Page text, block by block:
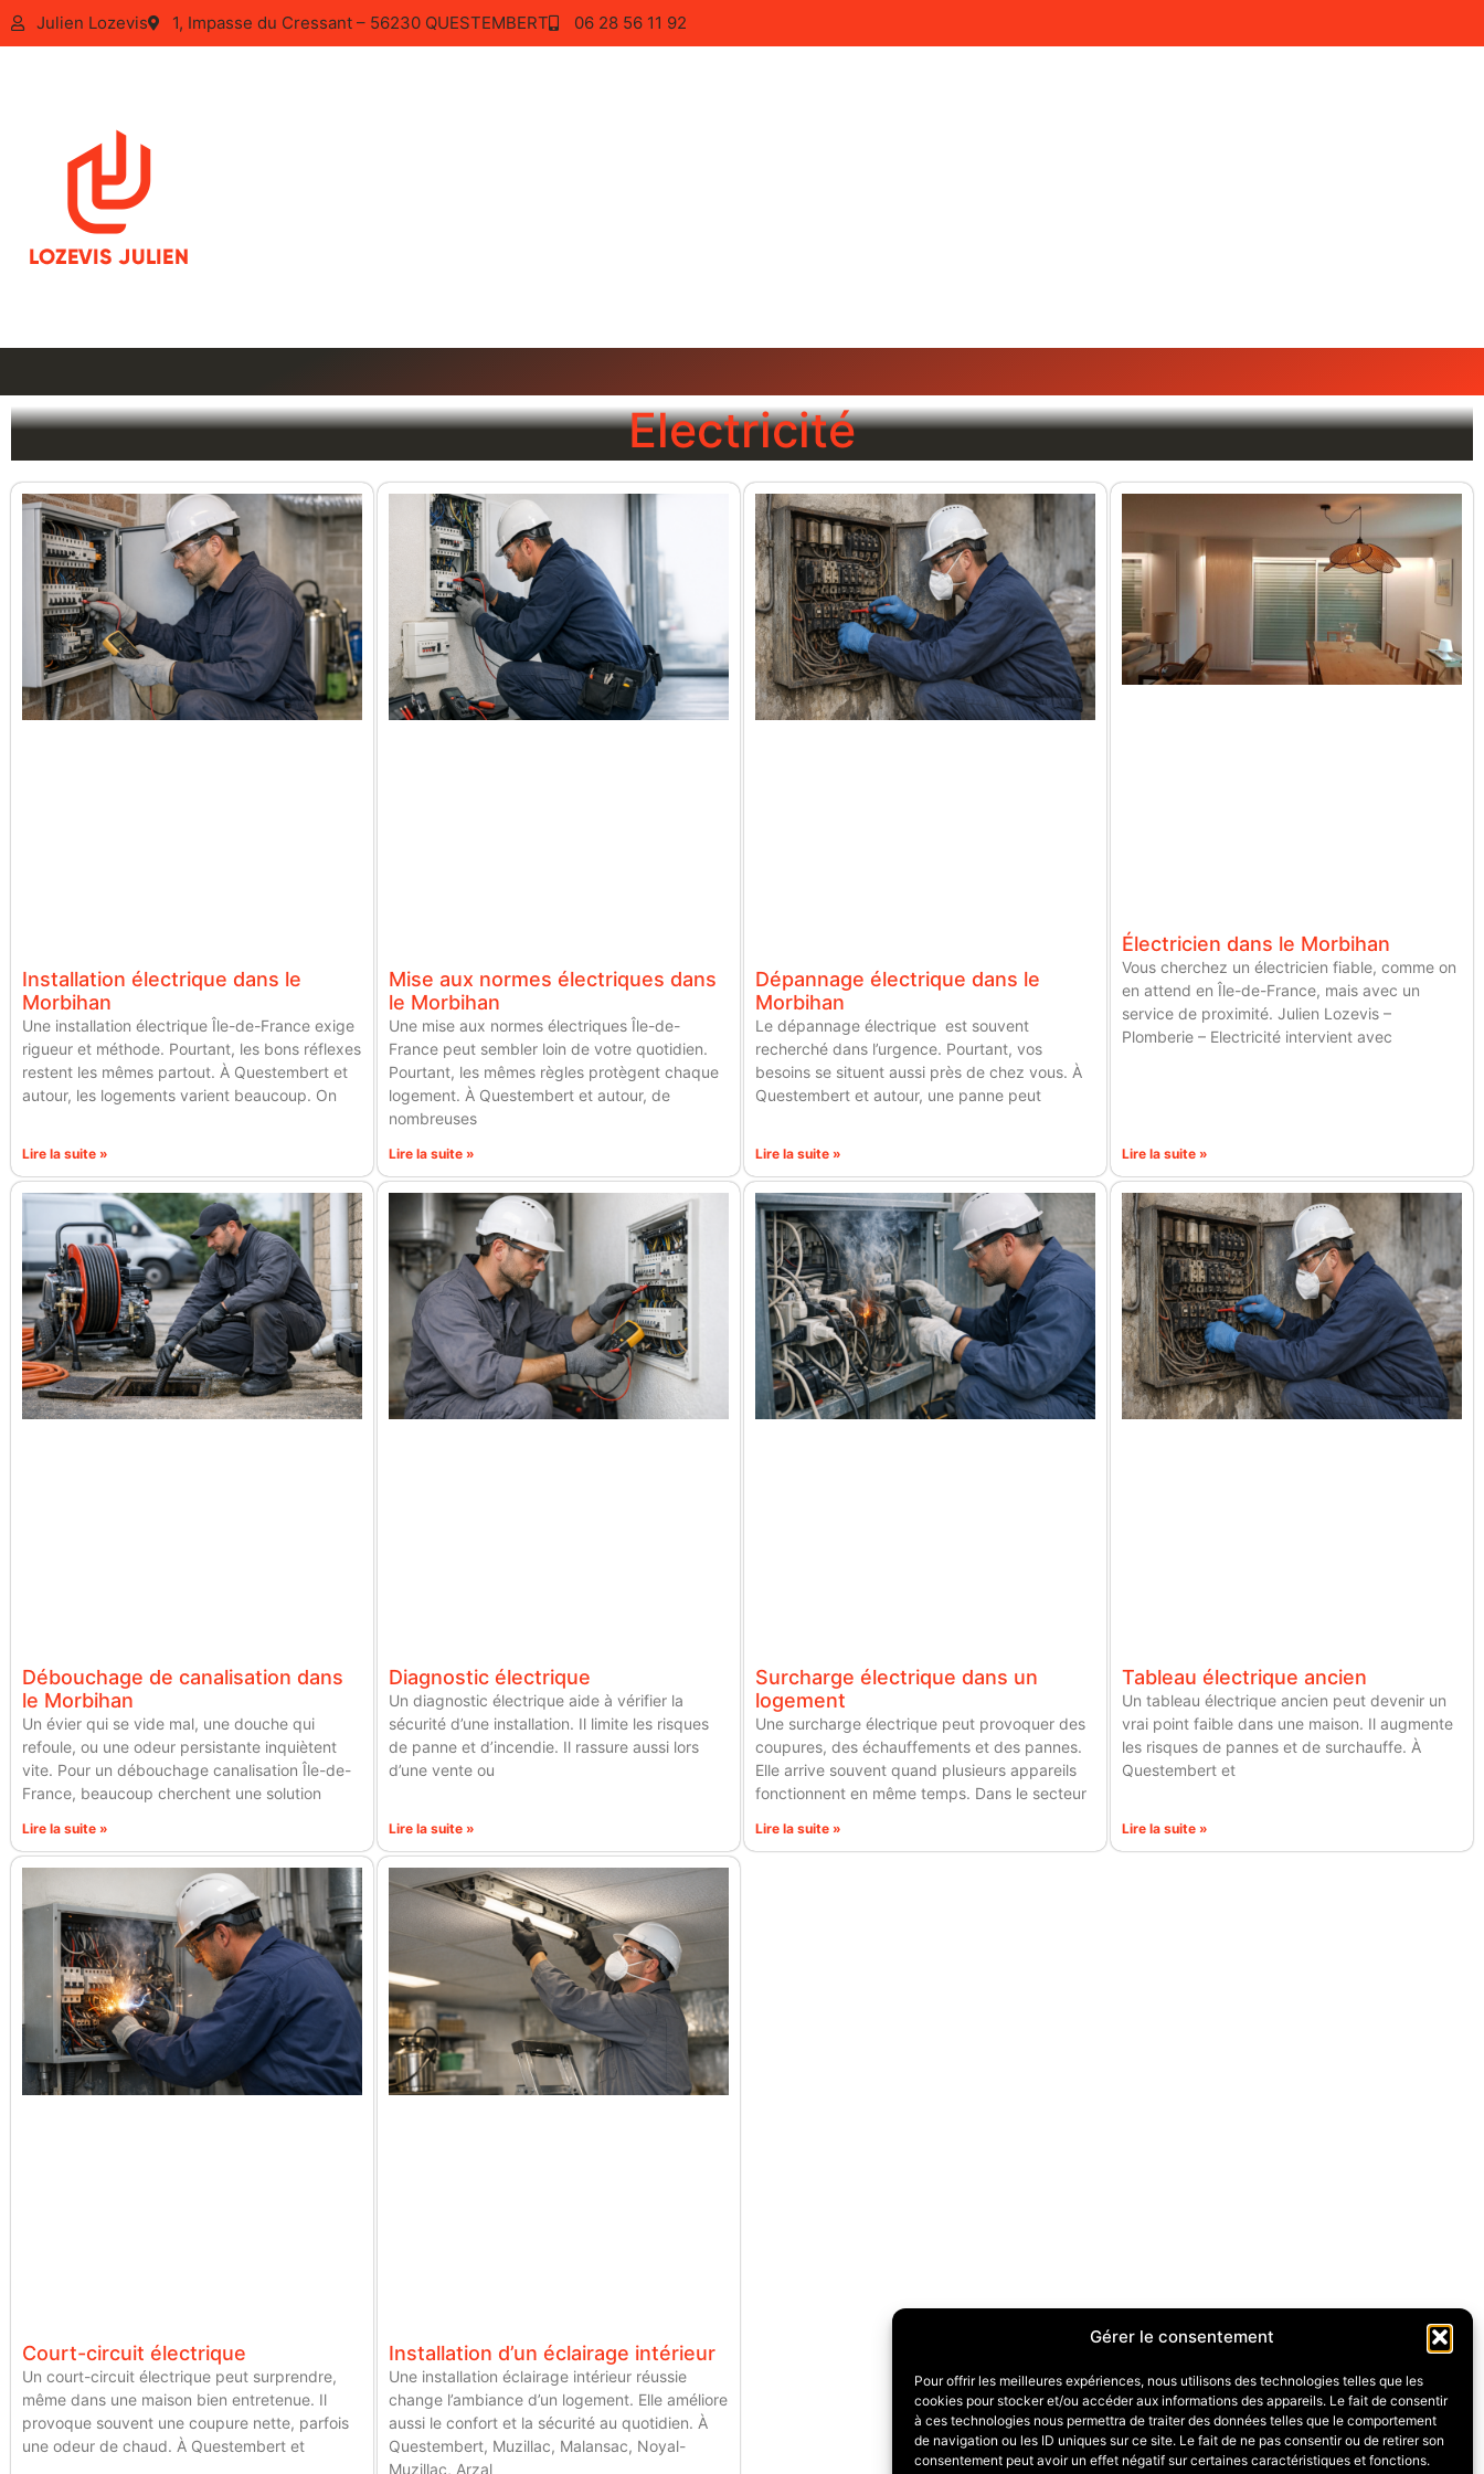
Gérer le consentement
Pour offrir les meilleures expériences, nous utilisons des technologies telles que les
cookies pour stocker et/ou accéder aux informations des appareils. Le fait de consentir
à ces technologies nous permettra de traiter des données telles que le comportement
de navigation ou les ID uniques sur ce site. Le fait de ne pas consentir ou de retirer son
consentement peut avoir un effet négatif sur certaines caractéristiques et fonctions.
Julien Lozevis 1, Impasse du Cressant – 56230 QUESTEMBERT 06 28 56 11 92
Electricité
Installation électrique dans le
Morbihan
Une installation électrique Île-de-France exige
rigueur et méthode. Pourtant, les bons réflexes
restent les mêmes partout. À Questembert et
autour, les logements varient beaucoup. On
Lire la suite »
Mise aux normes électriques dans
le Morbihan
Une mise aux normes électriques Île-de-
France peut sembler loin de votre quotidien.
Pourtant, les mêmes règles protègent chaque
logement. À Questembert et autour, de
nombreuses
Lire la suite »
Dépannage électrique dans le
Morbihan
Le dépannage électrique est souvent
recherché dans l’urgence. Pourtant, vos
besoins se situent aussi près de chez vous. À
Questembert et autour, une panne peut
Lire la suite »
Électricien dans le Morbihan
Vous cherchez un électricien fiable, comme on
en attend en Île-de-France, mais avec un
service de proximité. Julien Lozevis –
Plomberie – Electricité intervient avec
Lire la suite »
Débouchage de canalisation dans
le Morbihan
Un évier qui se vide mal, une douche qui
refoule, ou une odeur persistante inquiètent
vite. Pour un débouchage canalisation Île-de-
France, beaucoup cherchent une solution
Lire la suite »
Diagnostic électrique
Un diagnostic électrique aide à vérifier la
sécurité d’une installation. Il limite les risques
de panne et d’incendie. Il rassure aussi lors
d’une vente ou
Lire la suite »
Surcharge électrique dans un
logement
Une surcharge électrique peut provoquer des
coupures, des échauffements et des pannes.
Elle arrive souvent quand plusieurs appareils
fonctionnent en même temps. Dans le secteur
Lire la suite »
Tableau électrique ancien
Un tableau électrique ancien peut devenir un
vrai point faible dans une maison. Il augmente
les risques de pannes et de surchauffe. À
Questembert et
Lire la suite »
Court-circuit électrique
Un court-circuit électrique peut surprendre,
même dans une maison bien entretenue. Il
provoque souvent une coupure nette, parfois
une odeur de chaud. À Questembert et
Installation d’un éclairage intérieur
Une installation éclairage intérieur réussie
change l’ambiance d’un logement. Elle améliore
aussi le confort et la sécurité au quotidien. À
Questembert, Muzillac, Malansac, Noyal-
Muzillac, Arzal